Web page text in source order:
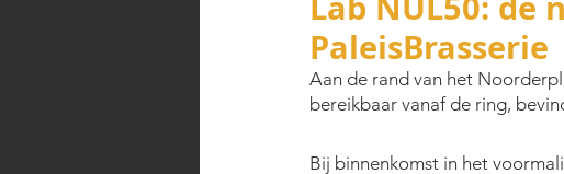
PaleisBrasserie
Aan de rand van het
bereikbaar vanaf de ring,
Bij binnenkomst in het